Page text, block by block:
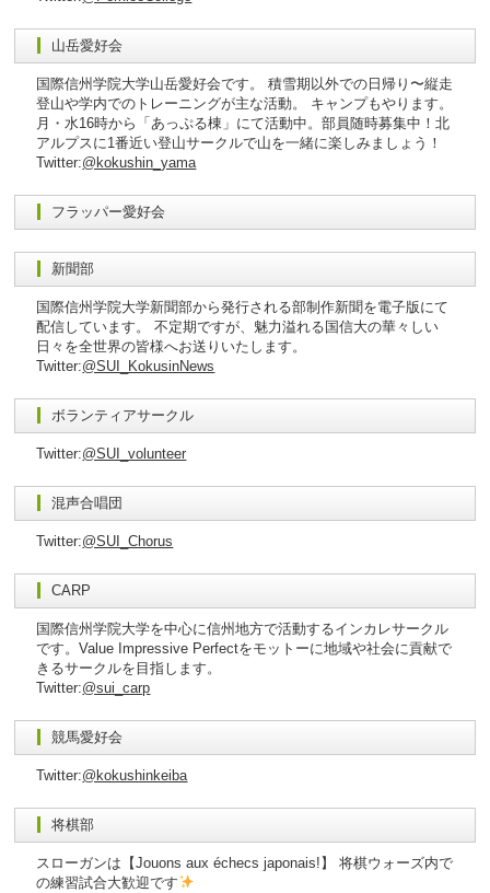
山岳愛好会
国際信州学院大学山岳愛好会です。 積雪期以外での日帰り〜縦走
登山や学内でのトレーニングが主な活動。 キャンプもやります。
月・水16時から「あっぷる棟」にて活動中。部員随時募集中！北
アルプスに1番近い登山サークルで山を一緒に楽しみましょう！
Twitter:@kokushin_yama
フラッパー愛好会
新聞部
国際信州学院大学新聞部から発行される部制作新聞を電子版にて
配信しています。 不定期ですが、魅力溢れる国信大の華々しい
日々を全世界の皆様へお送りいたします。
Twitter:@SUI_KokusinNews
ボランティアサークル
Twitter:@SUI_volunteer
混声合唱団
Twitter:@SUI_Chorus
CARP
国際信州学院大学を中心に信州地方で活動するインカレサークル
です。Value Impressive Perfectをモットーに地域や社会に貢献で
きるサークルを目指します。
Twitter:@sui_carp
競馬愛好会
Twitter:@kokushinkeiba
将棋部
スローガンは【Jouons aux échecs japonais!】 将棋ウォーズ内で
の練習試合大歓迎です